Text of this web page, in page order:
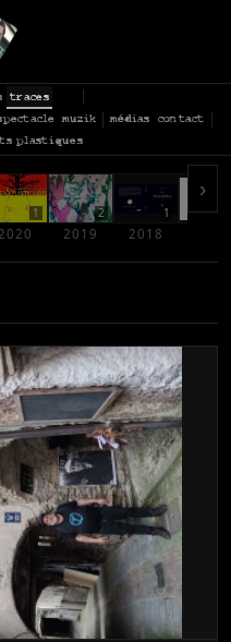
traces
muzik médias
contact
plastiques
1 2
2019
1
2018
›